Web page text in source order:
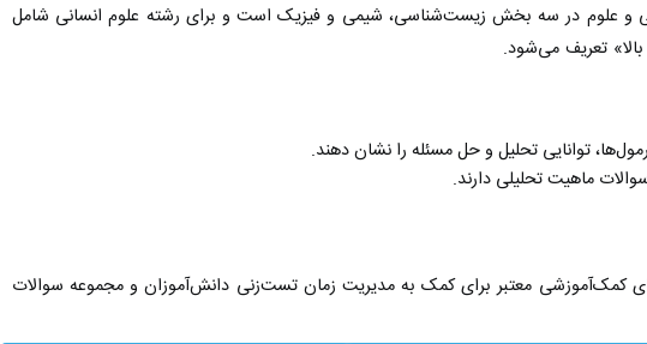
رشته ریاضی فیزیک شامل ۸۰ سوال تستی از دروس ریاضی و علوم در سه بخش زیست‌شناسی، شیمی و فیزیک است و برای رشته علوم انسانی شامل
توانایی تحلیل و حل مسئله را نشان دهند.
ماهیت تحلیلی دارند.
کمک‌آموزشی معتبر برای کمک به مدیریت زمان تست‌زنی دانش‌آموزان و مجموعه سوالات